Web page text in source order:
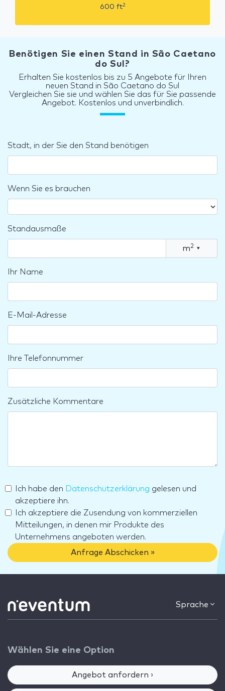
600 ft2
Benötigen Sie einen Stand in São Caetano
do Sul?
Erhalten Sie kostenlos bis zu 5 Angebote für Ihren
neuen Stand in São Caetano do Sul
Vergleichen Sie sie und wählen Sie das für Sie passende
Angebot. Kostenlos und unverbindlich.
Stadt, in der Sie den Stand benötigen
Wenn Sie es brauchen
Standausmaße
m2 ▾
Ihr Name
E-Mail-Adresse
Ihre Telefonnummer
Zusätzliche Kommentare
Ich habe den Datenschutzerklärung gelesen und
akzeptiere ihn.
Ich akzeptiere die Zusendung von kommerziellen
Mitteilungen, in denen mir Produkte des
Unternehmens angeboten werden.
Anfrage Abschicken »
Sprache
Wählen Sie eine Option
Angebot anfordern ›